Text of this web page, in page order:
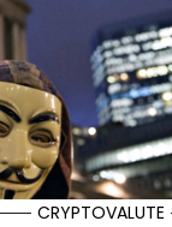
CRYPTOVALUTE